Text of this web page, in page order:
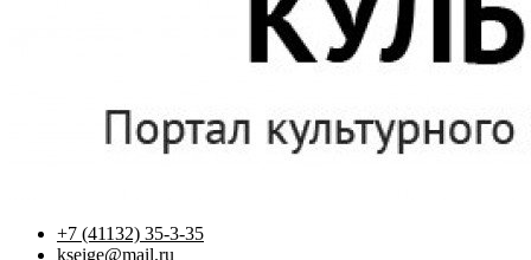
+7 (41132) 35-3-35
kseige@mail.ru